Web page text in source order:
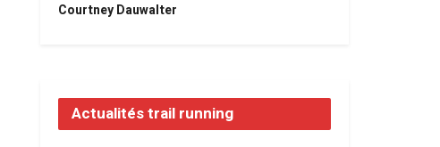
Courtney Dauwalter
Actualités trail running